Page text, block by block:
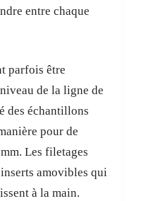
entre chaque
parfois être
de la ligne de
des échantillons
pour de
Les filetages
amovibles qui
à la main.